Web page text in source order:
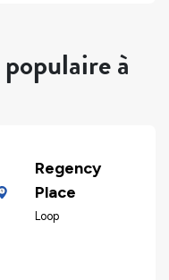
à
Regency
Place
Loop